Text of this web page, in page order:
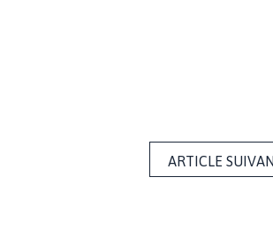
ARTICLE